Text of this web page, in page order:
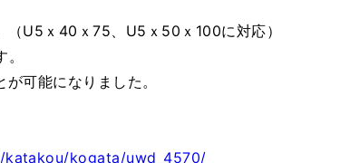
（U5ｘ40ｘ75、U5ｘ50ｘ100に対応）
可能になりました。
kogata/uwd_4570/